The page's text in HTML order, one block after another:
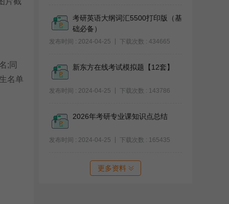
;同
名单
考研英语大纲词汇5500打印版（基
础必备）
发布时间 : 2024-04-25 下载次数 : 434665
新东方在线考试模拟题【12套】
发布时间 : 2024-04-25 下载次数 : 143786
2026年考研专业课知识点总结
发布时间 : 2024-04-25 下载次数 : 165435
更多资料